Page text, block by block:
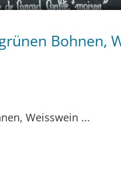
Bohnen,
Weisswein ...